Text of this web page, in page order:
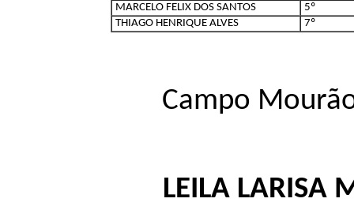
MARCELO FELIX DOS SANTOS
5º
THIAGO HENRIQUE ALVES
7º
Campo
LEILA LARISA